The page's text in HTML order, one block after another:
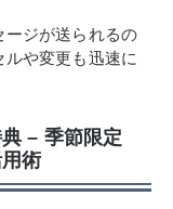
ージが送られるの
や変更も迅速に
– 季節限定
術